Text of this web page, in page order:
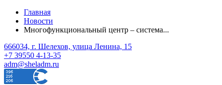
Главная
Новости
Многофункциональный центр – система...
666034, г. Шелехов, улица Ленина, 15
+7 39550 4-13-35
adm@sheladm.ru